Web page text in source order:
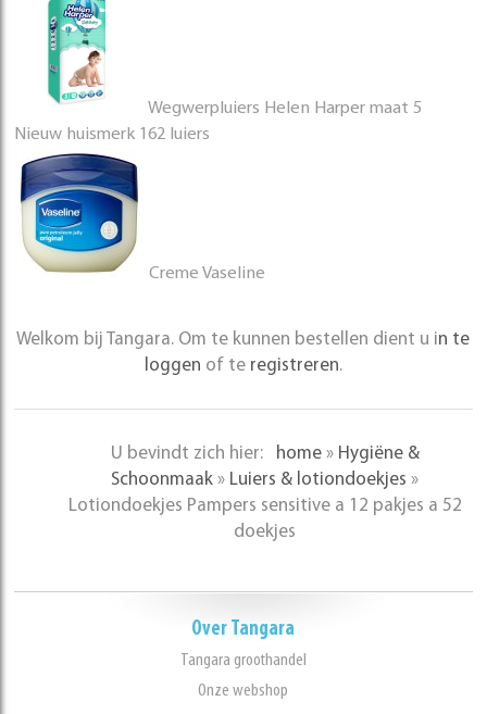
Wegwerpluiers Helen Harper maat 5
Nieuw huismerk 162 luiers
Creme Vaseline
Welkom bij Tangara. Om te kunnen bestellen dient u in te
loggen of te registreren.
U bevindt zich hier: home » Hygiëne &
Schoonmaak » Luiers & lotiondoekjes »
Lotiondoekjes Pampers sensitive a 12 pakjes a 52
doekjes
Over Tangara
Tangara groothandel
Onze webshop